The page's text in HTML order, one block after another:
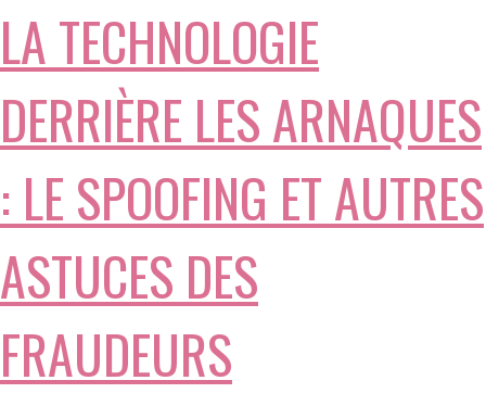
LA TECHNOLOGIE
DERRIÈRE LES ARNAQUES
: LE SPOOFING ET AUTRES
ASTUCES DES
FRAUDEURS